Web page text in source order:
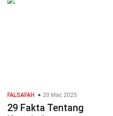
FALSAFAH 20 Mac 2025
29 Fakta Tentang